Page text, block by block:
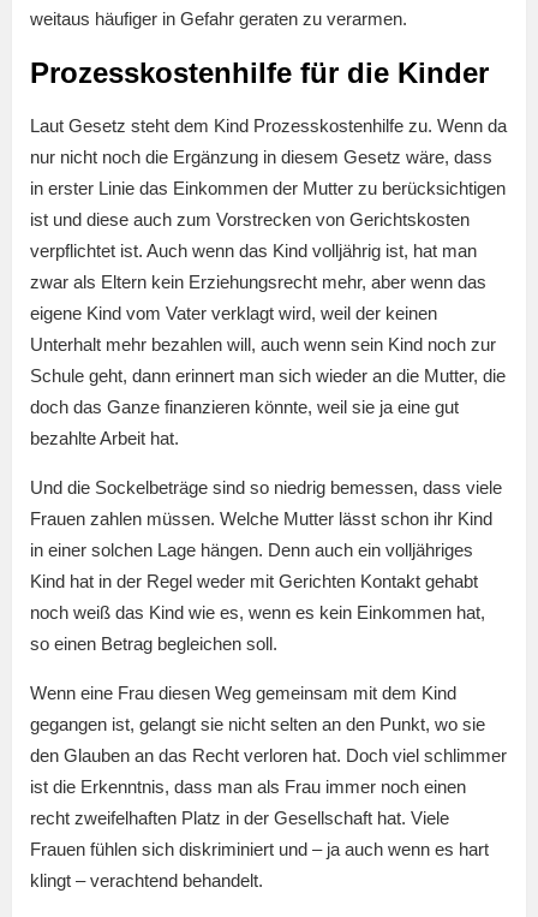
weitaus häufiger in Gefahr geraten zu verarmen.
Prozesskostenhilfe für die Kinder
Laut Gesetz steht dem Kind Prozesskostenhilfe zu. Wenn da
nur nicht noch die Ergänzung in diesem Gesetz wäre, dass
in erster Linie das Einkommen der Mutter zu berücksichtigen
ist und diese auch zum Vorstrecken von Gerichtskosten
verpflichtet ist. Auch wenn das Kind volljährig ist, hat man
zwar als Eltern kein Erziehungsrecht mehr, aber wenn das
eigene Kind vom Vater verklagt wird, weil der keinen
Unterhalt mehr bezahlen will, auch wenn sein Kind noch zur
Schule geht, dann erinnert man sich wieder an die Mutter, die
doch das Ganze finanzieren könnte, weil sie ja eine gut
bezahlte Arbeit hat.
Und die Sockelbeträge sind so niedrig bemessen, dass viele
Frauen zahlen müssen. Welche Mutter lässt schon ihr Kind
in einer solchen Lage hängen. Denn auch ein volljähriges
Kind hat in der Regel weder mit Gerichten Kontakt gehabt
noch weiß das Kind wie es, wenn es kein Einkommen hat,
so einen Betrag begleichen soll.
Wenn eine Frau diesen Weg gemeinsam mit dem Kind
gegangen ist, gelangt sie nicht selten an den Punkt, wo sie
den Glauben an das Recht verloren hat. Doch viel schlimmer
ist die Erkenntnis, dass man als Frau immer noch einen
recht zweifelhaften Platz in der Gesellschaft hat. Viele
Frauen fühlen sich diskriminiert und – ja auch wenn es hart
klingt – verachtend behandelt.